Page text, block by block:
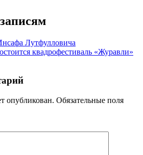
Лутфулловича
квадрофестиваль «Журавли»
опубликован. Обязательные поля